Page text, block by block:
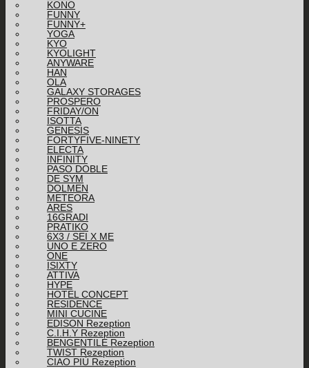
KONO
FUNNY
FUNNY+
YOGA
KYO
KYOLIGHT
ANYWARE
HAN
OLA
GALAXY STORAGES
PROSPERO
FRIDAY/ON
ISOTTA
GENESIS
FORTYFIVE-NINETY
ELECTA
INFINITY
PASO DOBLE
DE SYM
DOLMEN
METEORA
ARES
16GRADI
PRATIKO
6X3 / SEI X ME
UNO E ZERO
ONE
ISIXTY
ATTIVA
HYPE
HOTEL CONCEPT
RESIDENCE
MINI CUCINE
EDISON Rezeption
C.I.H.Y Rezeption
BENGENTILE Rezeption
TWIST Rezeption
CIAO PIÙ Rezeption